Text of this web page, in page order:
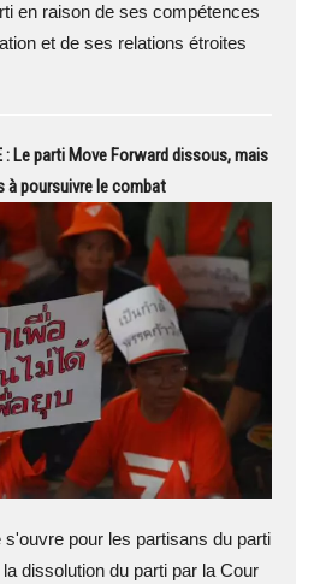
en raison de ses compétences
et de ses relations étroites
: Le parti Move Forward dissous, mais
à poursuivre le combat
pour les partisans du parti
dissolution du parti par la Cour